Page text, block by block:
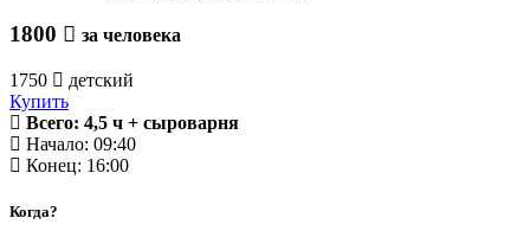
1800 за человека
1750
детский
Купить
Всего: 4,5 ч + сыроварня
Начало: 09:40
Конец: 16:00
Когда?